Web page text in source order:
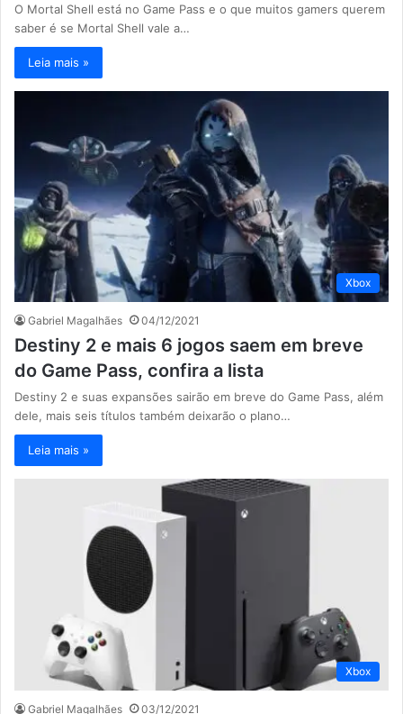
O Mortal Shell está no Game Pass e o que muitos gamers querem
saber é se Mortal Shell vale a…
Leia mais »
Xbox
Gabriel Magalhães 04/12/2021
Destiny 2 e mais 6 jogos saem em breve
do Game Pass, confira a lista
Destiny 2 e suas expansões sairão em breve do Game Pass, além
dele, mais seis títulos também deixarão o plano…
Leia mais »
Xbox
Gabriel Magalhães 03/12/2021